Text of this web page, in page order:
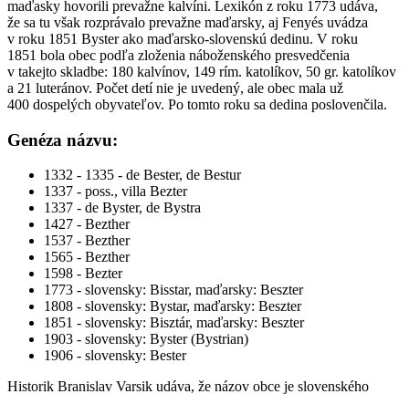
maďasky hovorili prevažne kalvíni. Lexikón z roku 1773 udáva,
že sa tu však rozprávalo prevažne maďarsky, aj Fenyés uvádza
v roku 1851 Byster ako maďarsko-slovenskú dedinu. V roku
1851 bola obec podľa zloženia náboženského presvedčenia
v takejto skladbe: 180 kalvínov, 149 rím. katolíkov, 50 gr. katolíkov
a 21 luteránov. Počet detí nie je uvedený, ale obec mala už
400 dospelých obyvateľov. Po tomto roku sa dedina poslovenčila.
Genéza názvu:
1332 - 1335 - de Bester, de Bestur
1337 - poss., villa Bezter
1337 - de Byster, de Bystra
1427 - Bezther
1537 - Bezther
1565 - Bezther
1598 - Bezter
1773 - slovensky: Bisstar, maďarsky: Beszter
1808 - slovensky: Bystar, maďarsky: Beszter
1851 - slovensky: Bisztár, maďarsky: Beszter
1903 - slovensky: Byster (Bystrian)
1906 - slovensky: Bester
Historik Branislav Varsik udáva, že názov obce je slovenského